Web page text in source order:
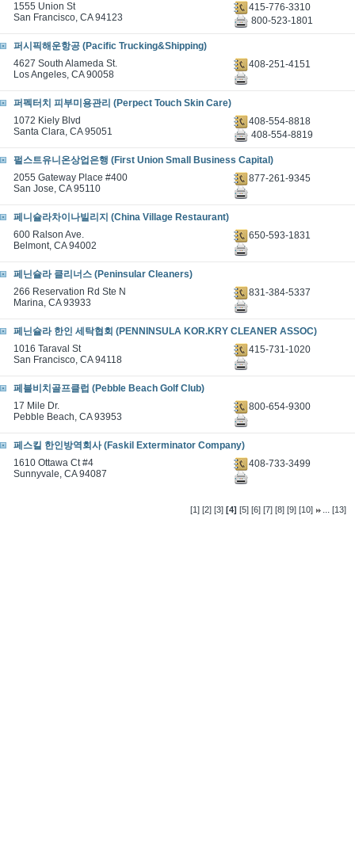
1555 Union St
San Francisco, CA 94123
415-776-3310
800-523-1801
퍼시픽해운항공 (Pacific Trucking&Shipping)
4627 South Alameda St.
Los Angeles, CA 90058
408-251-4151
퍼펙터치 피부미용관리 (Perpect Touch Skin Care)
1072 Kiely Blvd
Santa Clara, CA 95051
408-554-8818
408-554-8819
펄스트유니온상업은행 (First Union Small Business Capital)
2055 Gateway Place #400
San Jose, CA 95110
877-261-9345
페니슐라차이나빌리지 (China Village Restaurant)
600 Ralson Ave.
Belmont, CA 94002
650-593-1831
페닌슐라 클리너스 (Peninsular Cleaners)
266 Reservation Rd Ste N
Marina, CA 93933
831-384-5337
페닌슐라 한인 세탁협회 (PENNINSULA KOR.KRY CLEANER ASSOC)
1016 Taraval St
San Francisco, CA 94118
415-731-1020
페블비치골프클럽 (Pebble Beach Golf Club)
17 Mile Dr.
Pebble Beach, CA 93953
800-654-9300
페스킬 한인방역회사 (Faskil Exterminator Company)
1610 Ottawa Ct #4
Sunnyvale, CA 94087
408-733-3499
[1] [2] [3] [4] [5] [6] [7] [8] [9] [10] ...[13]